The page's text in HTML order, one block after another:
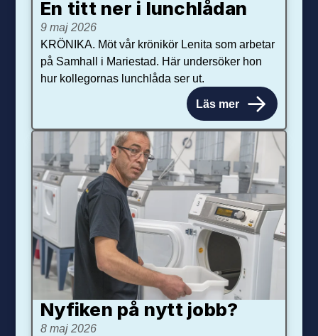
En titt ner i lunchlådan
9 maj 2026
KRÖNIKA. Möt vår krönikör Lenita som arbetar
på Samhall i Mariestad. Här undersöker hon
hur kollegornas lunchlåda ser ut.
Läs mer
Nyfiken på nytt jobb?
8 maj 2026